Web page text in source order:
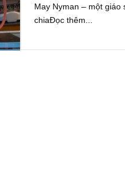
May Nyman – một
chiaĐọc thêm...